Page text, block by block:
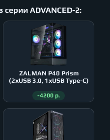
ADVANCED-2:
ZALMAN P40 Prism
(2xUSB 3.0, 1xUSB Type-C)
-4200 р.